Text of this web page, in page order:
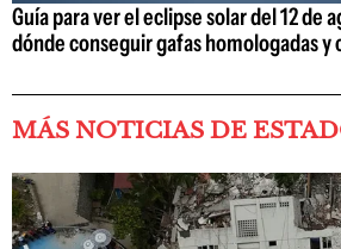
Guía para ver el eclipse solar del 12 de
dónde conseguir gafas homologadas y
MÁS NOTICIAS DE